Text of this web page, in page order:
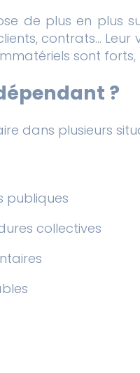
de plus en plus
contrats…
sont
?
dans plusieurs
publiques
collectives